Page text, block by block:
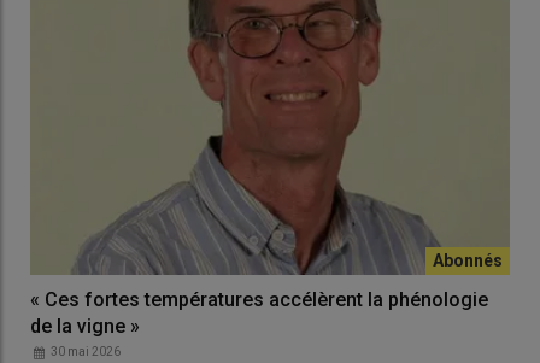
« Ces fortes températures accélèrent la phénologie
de la vigne »
30 mai 2026